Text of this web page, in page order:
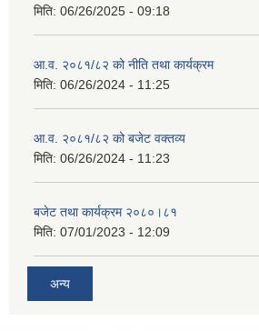
मिति: 06/26/2025 - 09:18
आ.व. २०८१/८२ को नीति तथा कार्यक्रम
मिति: 06/26/2024 - 11:25
आ.व. २०८१/८२ को बजेट वक्तव्य
मिति: 06/26/2024 - 11:23
बजेट तथा कार्यक्रम २०८०।८१
मिति: 07/01/2023 - 12:09
अन्य